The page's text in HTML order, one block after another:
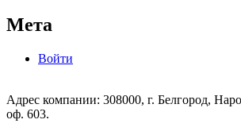
Мета
Войти
Адрес компании: 308000, г. Белгород,
оф. 603.